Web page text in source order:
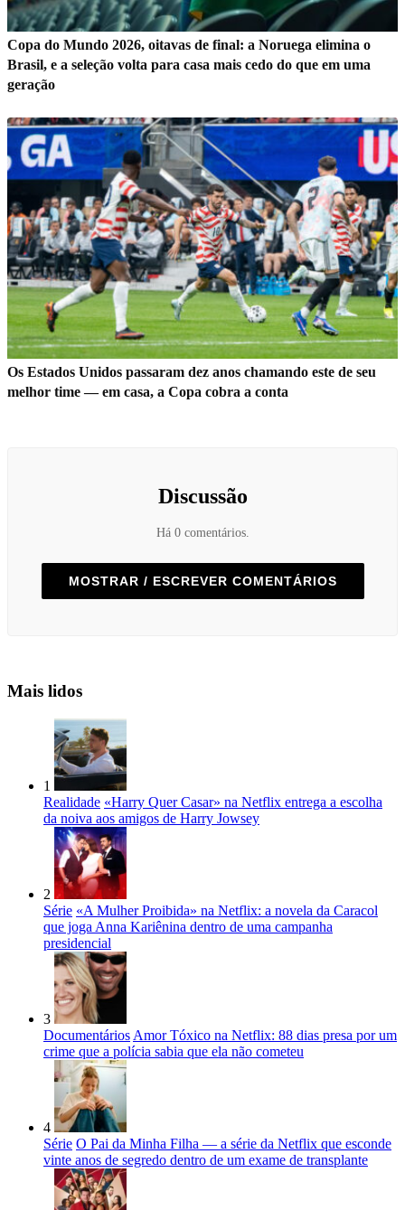
Copa do Mundo 2026, oitavas de final: a Noruega elimina o
Brasil, e a seleção volta para casa mais cedo do que em uma
geração
Os Estados Unidos passaram dez anos chamando este de seu
melhor time — em casa, a Copa cobra a conta
Discussão
Há 0 comentários.
MOSTRAR / ESCREVER COMENTÁRIOS
Mais lidos
1
Realidade «Harry Quer Casar» na Netflix entrega a escolha
da noiva aos amigos de Harry Jowsey
2
Série «A Mulher Proibida» na Netflix: a novela da Caracol
que joga Anna Kariênina dentro de uma campanha
presidencial
3
Documentários Amor Tóxico na Netflix: 88 dias presa por um
crime que a polícia sabia que ela não cometeu
4
Série O Pai da Minha Filha — a série da Netflix que esconde
vinte anos de segredo dentro de um exame de transplante